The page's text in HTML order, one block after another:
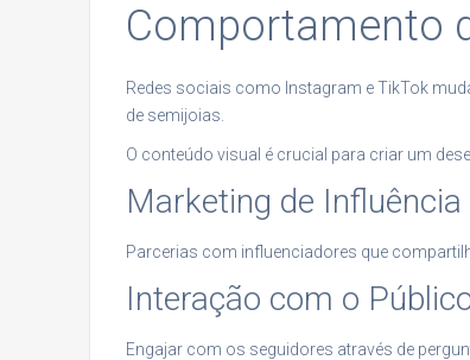
Comportamento
Redes sociais como Instagram e TikTok
de semijoias.
O conteúdo visual é crucial para criar um
Marketing de
Parcerias com influenciadores que
Interação com o
Engajar com os seguidores através de